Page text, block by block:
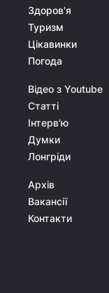
Здоров'я
Туризм
Цікавинки
Погода
Відео з Youtube
Статті
Інтерв'ю
Думки
Лонгріди
Архів
Вакансії
Контакти